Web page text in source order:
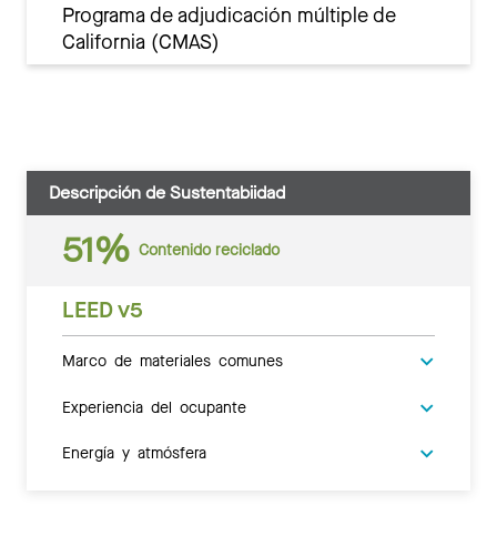
Programa de adjudicación múltiple de
California (CMAS)
Descripción de Sustentabiidad
51% Contenido reciclado
LEED v5
Marco de materiales comunes
Experiencia del ocupante
Energía y atmósfera